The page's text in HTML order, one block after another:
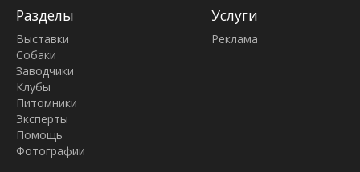
Разделы
Выставки
Собаки
Заводчики
Клубы
Питомники
Эксперты
Помощь
Фотографии
Услуги
Реклама